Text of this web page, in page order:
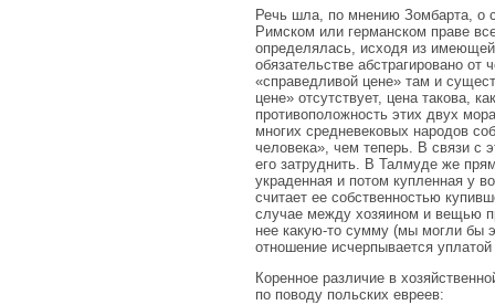
Речь шла, по мнению Зомбарта, о
Римском или германском праве
определялась, исходя из
обязательстве абстрагировано
«справедливой цене» там и
цене» отсутствует, цена такова,
противоположность этих двух
многих средневековых народов
человека», чем теперь. В связи с
его затруднить. В Талмуде же
украденная и потом купленная у
считает ее собственностью
случае между хозяином и вещью
нее какую-то сумму (мы могли бы
отношение исчерпывается
Коренное различие в
по поводу польских евреев: